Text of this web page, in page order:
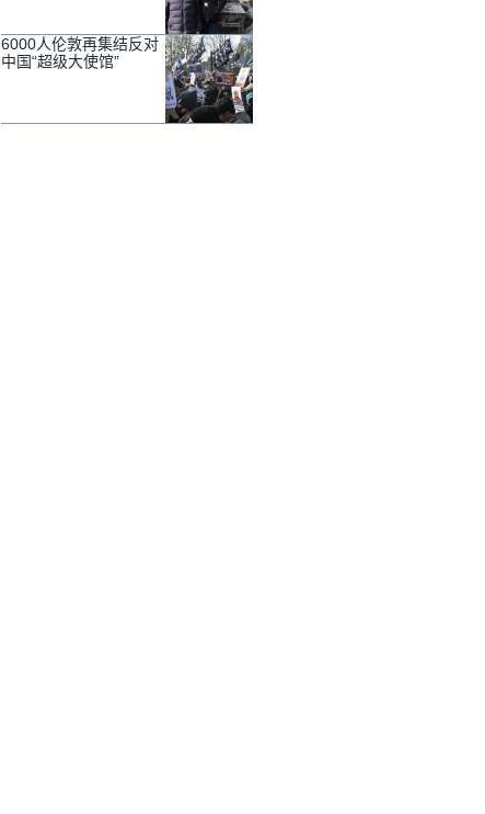
6000人伦敦再集结反对
中国“超级大使馆”